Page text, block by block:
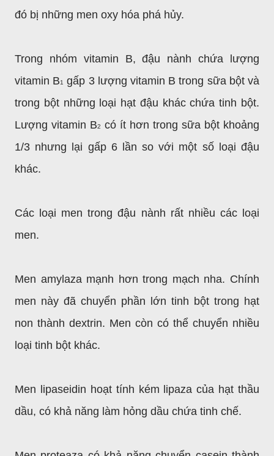
đó bị những men oxy hóa phá hủy.
Trong nhóm vitamin B, đậu nành chứa lượng
vitamin B1
gấp 3 lượng vitamin B trong sữa bột và
trong bột những loại hạt đậu khác chứa tinh bột.
Lượng vitamin B2
có ít hơn trong sữa bột khoảng
1/3 nhưng lại gấp 6 lần so với một số loại đậu
khác.
Các loại men trong đậu nành rất nhiều các loại
men.
Men amylaza mạnh hơn trong mạch nha. Chính
men này đã chuyển phần lớn tinh bột trong hạt
non thành dextrin. Men còn có thể chuyển nhiều
loại tinh bột khác.
Men lipaseidin hoạt tính kém lipaza của hạt thầu
dầu, có khả năng làm hỏng dầu chứa tinh chế.